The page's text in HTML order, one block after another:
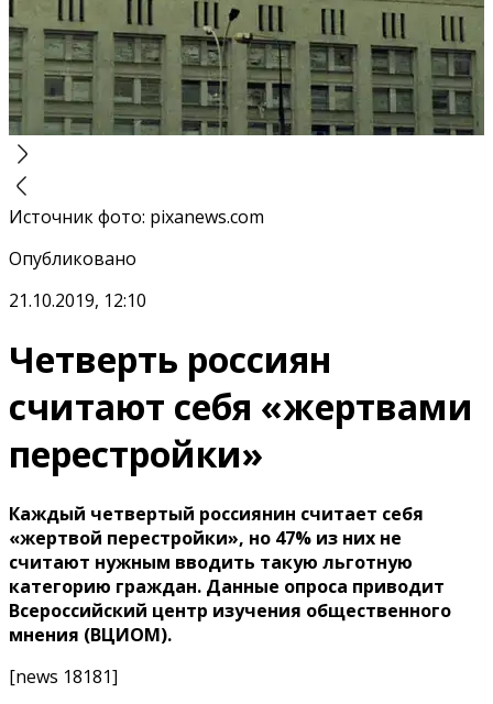
Источник фото: pixanews.com
Опубликовано
21.10.2019, 12:10
Четверть россиян
считают себя «жертвами
перестройки»
Каждый четвертый россиянин считает себя
«жертвой перестройки», но 47% из них не
считают нужным вводить такую льготную
категорию граждан. Данные опроса приводит
Всероссийский центр изучения общественного
мнения (ВЦИОМ).
[news 18181]